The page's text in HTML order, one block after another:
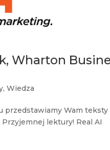
Wharton
,Wiedza
przedstawiamy Wam teksty
lektury! Real AI